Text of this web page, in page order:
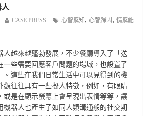
人
CASE PRESS 心智感知 ,心智歸因 ,情感能
人越來越蓬勃發展，不少餐廳導入了「送
一些需要回應客戶問題的場域，也設置了
。這些在我們日常生活中可以見得到的機
觀往往具有一些擬人特徵，例如，有眼睛
或是在顯示螢幕上會呈現出表情等等，讓
機器人也產生了如同人類溝通般的社交期